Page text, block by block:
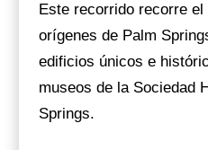
Este recorrido recorre
orígenes de Palm
edificios únicos e
museos de la Sociedad
Springs.